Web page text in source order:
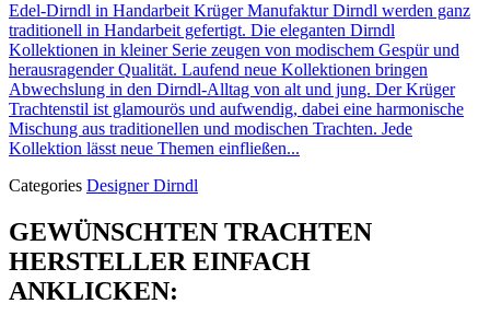
Edel-Dirndl in Handarbeit Krüger Manufaktur Dirndl werden ganz
traditionell in Handarbeit gefertigt. Die eleganten Dirndl
Kollektionen in kleiner Serie zeugen von modischem Gespür und
herausragender Qualität. Laufend neue Kollektionen bringen
Abwechslung in den Dirndl-Alltag von alt und jung. Der Krüger
Trachtenstil ist glamourös und aufwendig, dabei eine harmonische
Mischung aus traditionellen und modischen Trachten. Jede
Kollektion lässt neue Themen einfließen...
Categories Designer Dirndl
GEWÜNSCHTEN TRACHTEN
HERSTELLER EINFACH
ANKLICKEN: